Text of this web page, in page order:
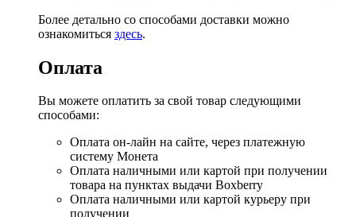
Более детально со способами доставки можно
ознакомиться здесь.
Оплата
Вы можете оплатить за свой товар следующими
способами:
Оплата он-лайн на сайте, через платежную
систему Монета
Оплата наличными или картой при получении
товара на пунктах выдачи Boxberry
Оплата наличными или картой курьеру при
получении